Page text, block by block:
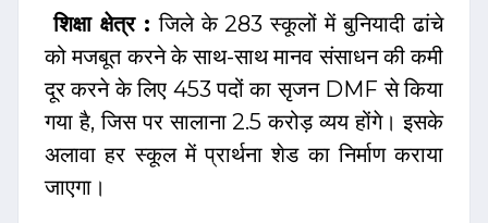
शिक्षा क्षेत्र :जिले के 283 स्कूलों में बुनियादी ढांचे
को मजबूत करने के साथ-साथ मानव संसाधन की कमी
दूर करने के लिए 453 पदों का सृजन DMF से किया
गया है, जिस पर सालाना ₹2.5 करोड़ व्यय होंगे। इसके
अलावा हर स्कूल में प्रार्थना शेड का निर्माण कराया
जाएगा।